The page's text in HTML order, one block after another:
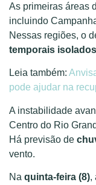
As primeiras áreas
incluindo
Nessas regiões, o
temporais isolados
Leia também:
pode ajudar na
A instabilidade
Centro do Rio
Há previsão de
vento.
Na quinta-feira (8),